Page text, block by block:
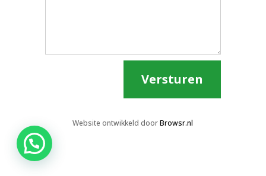
Versturen
Website ontwikkeld doorBrowsr.nl